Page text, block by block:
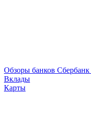
Обзоры банков Сбербанк
Вклады
Карты